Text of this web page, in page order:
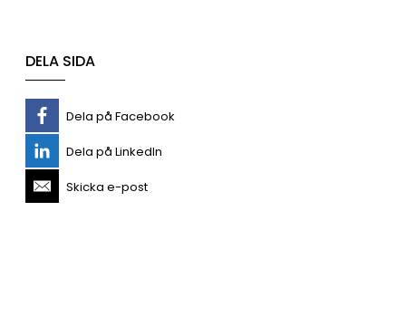
DELA SIDA
Dela på Facebook
Dela på LinkedIn
Skicka e-post